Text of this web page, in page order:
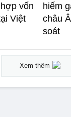
vốn
Việt
hiếm
châu
soát
Xem thêm